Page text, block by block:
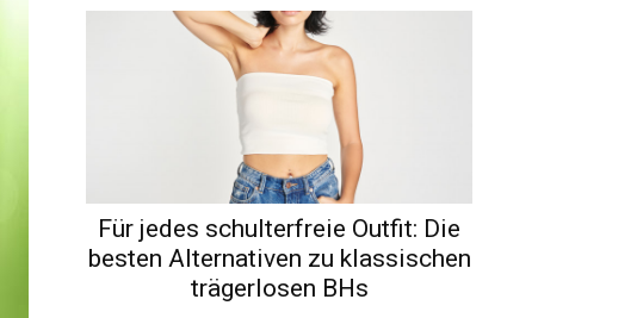
Für jedes schulterfreie Outfit: Die
besten Alternativen zu klassischen
trägerlosen BHs